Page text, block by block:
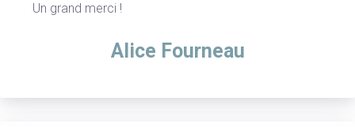
Un grand merci !
Alice Fourneau